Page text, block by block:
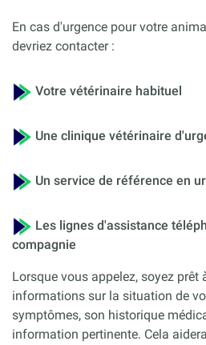
En cas d'urgence pour votre
devriez contacter :
Votre vétérinaire habituel
Une clinique vétérinaire
Un service de référence en
Les lignes d'assistance
compagnie
Lorsque vous appelez, soyez prêt
informations sur la situation de
symptômes, son historique
information pertinente. Cela